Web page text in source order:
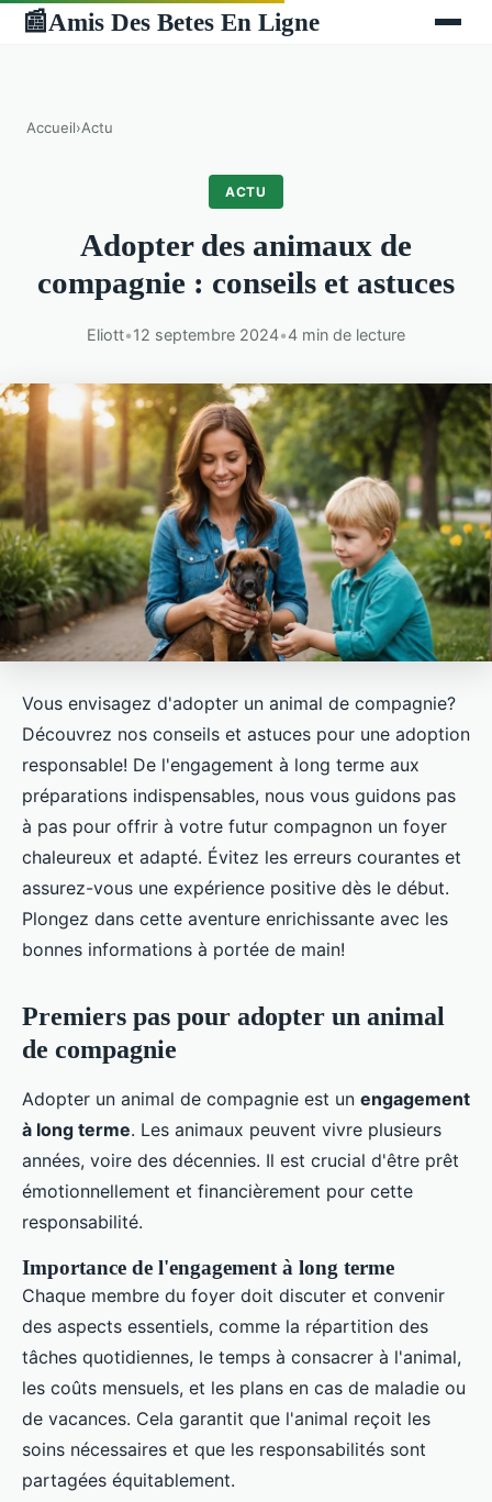
📰Amis Des Betes En Ligne
Accueil›Actu
ACTU
Adopter des animaux de
compagnie : conseils et astuces
Eliott•12 septembre 2024•4 min de lecture
Vous envisagez d'adopter un animal de compagnie?
Découvrez nos conseils et astuces pour une adoption
responsable! De l'engagement à long terme aux
préparations indispensables, nous vous guidons pas
à pas pour offrir à votre futur compagnon un foyer
chaleureux et adapté. Évitez les erreurs courantes et
assurez-vous une expérience positive dès le début.
Plongez dans cette aventure enrichissante avec les
bonnes informations à portée de main!
Premiers pas pour adopter un animal
de compagnie
Adopter un animal de compagnie est un engagement
à long terme. Les animaux peuvent vivre plusieurs
années, voire des décennies. Il est crucial d'être prêt
émotionnellement et financièrement pour cette
responsabilité.
Importance de l'engagement à long terme
Chaque membre du foyer doit discuter et convenir
des aspects essentiels, comme la répartition des
tâches quotidiennes, le temps à consacrer à l'animal,
les coûts mensuels, et les plans en cas de maladie ou
de vacances. Cela garantit que l'animal reçoit les
soins nécessaires et que les responsabilités sont
partagées équitablement.